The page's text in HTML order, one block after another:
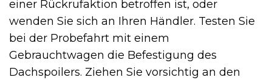
einer Rückrufaktion betroffen ist, oder
wenden Sie sich an Ihren Händler. Testen Sie
bei der Probefahrt mit einem
Gebrauchtwagen die Befestigung des
Dachspoilers. Ziehen Sie vorsichtig an den